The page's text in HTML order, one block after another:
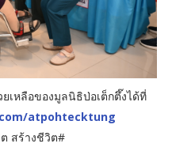
เหลือของมูลนิธิป่อเต็กตึ๊งได้ที่
atpohtecktung
สร้างชีวิต#